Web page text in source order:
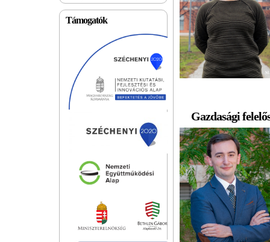
Támogatók
Gazdasági